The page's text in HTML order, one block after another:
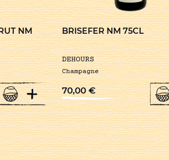
NM
+
BRISEFER NM 75CL
DEHOURS
Champagne
70,00€